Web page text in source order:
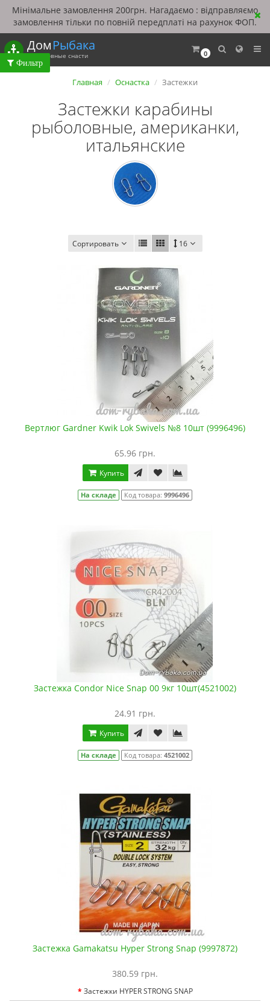
Мінімальне замовлення 200грн. Нагадаємо : відправляємо
замовлення тільки по повній передплаті на рахунок ФОП.
0
ДомРыбака
Рыболовные снасти
Главная Оснастка Застежки
Застежки карабины
рыболовные, американки,
итальянские
Сортировать 16
Вертлюг Gardner Kwik Lok Swivels №8 10шт (9996496)
65.96 грн.
Купить
На складе Код товара: 9996496
Застежка Condor Nice Snap 00 9кг 10шт(4521002)
24.91 грн.
Купить
На складе Код товара: 4521002
Застежка Gamakatsu Hyper Strong Snap (9997872)
380.59 грн.
Застежки HYPER STRONG SNAP